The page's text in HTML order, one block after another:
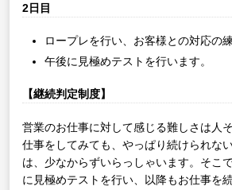
2日目
ロープレを行い、お客様との対応の
午後に見極めテストを行います。
【継続判定制度】
営業のお仕事に対して感じる難しさは人
仕事をしてみても、やっぱり続けられな
は、少なからずいらっしゃいます。そこ
に見極めテストを行い、以降もお仕事を